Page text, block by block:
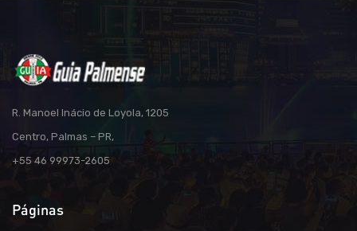
R. Manoel Inácio de Loyola, 1205
Centro, Palmas – PR,
+55 46 99973-2605
Páginas